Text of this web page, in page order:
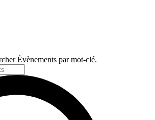
Évènements par mot-clé.